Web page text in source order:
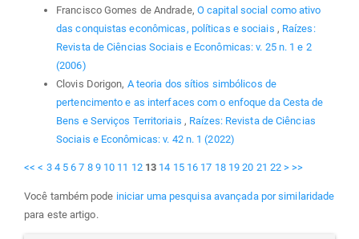
Francisco Gomes de Andrade, O capital social como ativo
das conquistas econômicas, políticas e sociais , Raízes:
Revista de Ciências Sociais e Econômicas: v. 25 n. 1 e 2
(2006)
Clovis Dorigon, A teoria dos sítios simbólicos de
pertencimento e as interfaces com o enfoque da Cesta de
Bens e Serviços Territoriais , Raízes: Revista de Ciências
Sociais e Econômicas: v. 42 n. 1 (2022)
<< < 3 4 5 6 7 8 9 10 11 12 13 14 15 16 17 18 19 20 21 22 > >>
Você também pode iniciar uma pesquisa avançada por similaridade
para este artigo.